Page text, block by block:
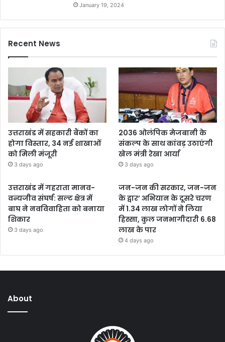
January 19, 2024
Recent News
उत्तराखंड में सहकारी बैंकों का
होगा विस्तार, 34 नई शाखाओं
को मिली मंजूरी
3 days ago
2036 ओलंपिक मेजबानी के
संकल्प के साथ कांवड़ उठाएंगी
खेल मंत्री रेखा आर्या
3 days ago
उत्तराखंड में गहराता मानव-
वन्यजीव संघर्ष: सल्ट क्षेत्र में
बाघ ने नवविवाहिता को बनाया
शिकार
3 days ago
जन-जन की सरकार, जन-जन
के द्वार’ अभियान के दूसरे चरण
में 1.34 लाख लोगों ने लिया
हिस्सा, कुल जनभागीदारी 6.68
लाख के पार
4 days ago
About